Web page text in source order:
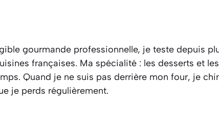
gourmande professionnelle, je teste depuis
françaises. Ma spécialité : les desserts et
Quand je ne suis pas derrière mon four, je
je perds régulièrement.